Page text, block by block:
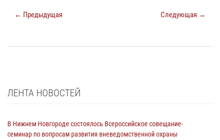
← Предыдущая Следующая →
ЛЕНТА НОВОСТЕЙ
В Нижнем Новгороде состоялось Всероссийское совещание-
семинар по вопросам развития вневедомственной охраны